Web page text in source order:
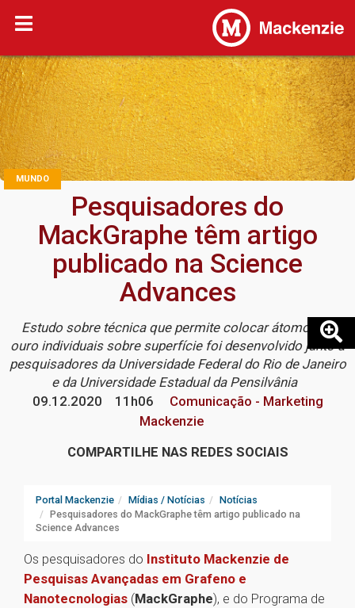
MUNDO
Pesquisadores do
MackGraphe têm artigo
publicado na Science
Advances
Estudo sobre técnica que permite colocar átomos de
ouro individuais sobre superfície foi desenvolvido junto a
pesquisadores da Universidade Federal do Rio de Janeiro
e da Universidade Estadual da Pensilvânia
09.12.2020
11h06
Comunicação - Marketing
Mackenzie
COMPARTILHE NAS REDES SOCIAIS
Portal Mackenzie Mídias / Notícias
Notícias
Pesquisadores do MackGraphe têm artigo publicado na
Science Advances
Os pesquisadores do Instituto Mackenzie de
Pesquisas Avançadas em Grafeno e
Nanotecnologias (MackGraphe), e do Programa de